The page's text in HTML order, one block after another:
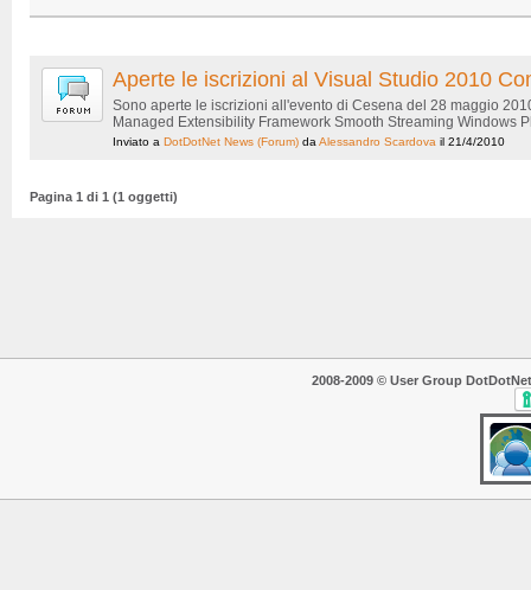
Aperte le iscrizioni al Visual Studio 2010
Sono aperte le iscrizioni all'evento di Cesena del 28 maggio
Managed Extensibility Framework Smooth Streaming Windows
Inviato a DotDotNet News (Forum) daAlessandro Scardova il 21/4/2010
Pagina 1 di 1 (1 oggetti)
2008-2009 © User Group